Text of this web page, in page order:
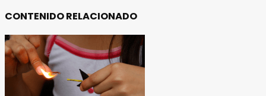
CONTENIDO RELACIONADO